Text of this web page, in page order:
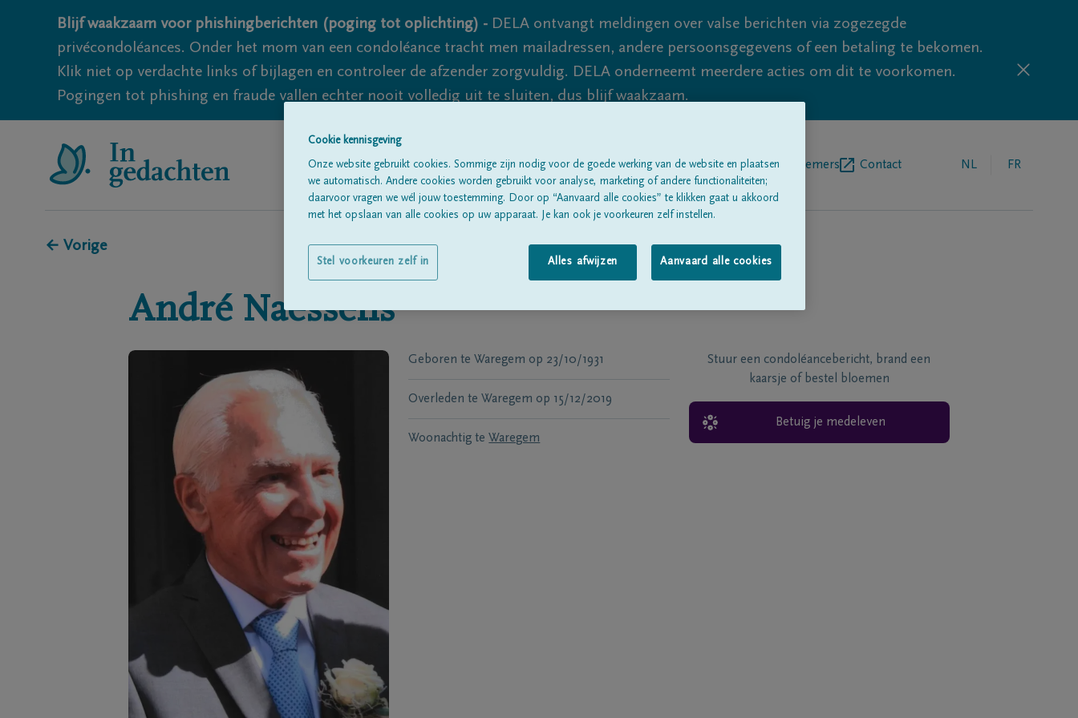
Blijf waakzaam voor phishingberichten (poging tot oplichting) - DELA ontvangt meldingen over valse berichten via zogezegde
privécondoléances. Onder het mom van een condoléance tracht men mailadressen, andere persoonsgegevens of een betaling te bekomen.
Klik niet op verdachte links of bijlagen en controleer de afzender zorgvuldig. DELA onderneemt meerdere acties om dit te voorkomen.
Pogingen tot phishing en fraude vallen echter nooit volledig uit te sluiten, dus blijf waakzaam.
Alle rouwberichtenOver onsBegrafenisondernemers Contact NL FR
← Vorige
André Naessens
Geboren te Waregem op 23/10/1931
Overleden te Waregem op 15/12/2019
Woonachtig te Waregem
Stuur een condoléancebericht, brand een
kaarsje of bestel bloemen
Betuig je medeleven
Cookie kennisgeving
Onze website gebruikt cookies. Sommige zijn nodig voor de goede werking van de website en plaatsen
we automatisch. Andere cookies worden gebruikt voor analyse, marketing of andere functionaliteiten;
daarvoor vragen we wél jouw toestemming. Door op “Aanvaard alle cookies” te klikken gaat u akkoord
met het opslaan van alle cookies op uw apparaat. Je kan ook je voorkeuren zelf instellen.
Alles afwijzen Aanvaard alle cookies
Stel voorkeuren zelf in